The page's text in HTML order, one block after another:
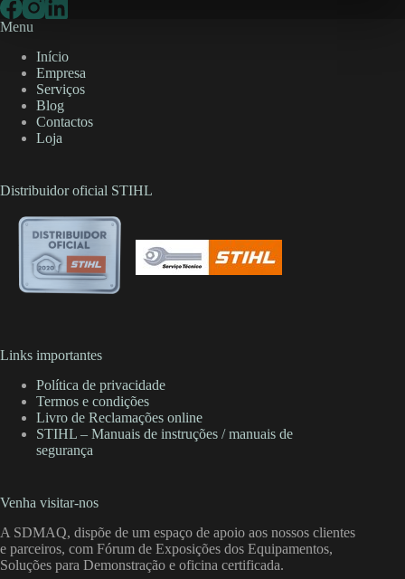
Menu
Início
Empresa
Serviços
Blog
Contactos
Loja
Distribuidor oficial STIHL
Links importantes
Política de privacidade
Termos e condições
Livro de Reclamações online
STIHL – Manuais de instruções / manuais de
segurança
Venha visitar-nos
A SDMAQ, dispõe de um espaço de apoio aos nossos clientes
e parceiros, com Fórum de Exposições dos Equipamentos,
Soluções para Demonstração e oficina certificada.